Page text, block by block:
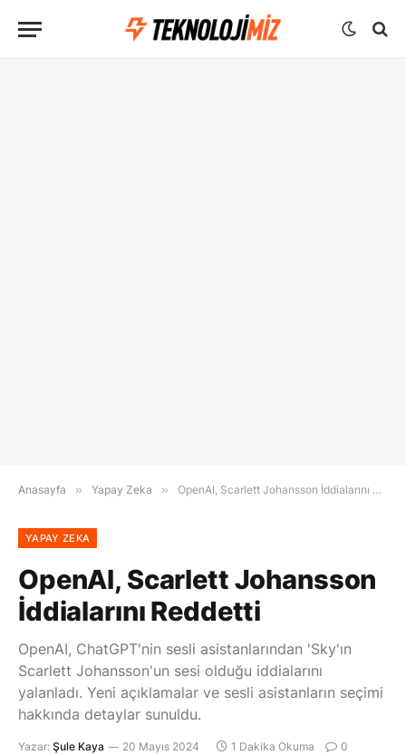
Anasayfa » Yapay Zeka » OpenAI, Scarlett Johansson İddialarını Reddetti
YAPAY ZEKA
OpenAI, Scarlett Johansson
İddialarını Reddetti
OpenAI, ChatGPT'nin sesli asistanlarından 'Sky'ın
Scarlett Johansson'un sesi olduğu iddialarını
yalanladı. Yeni açıklamalar ve sesli asistanların seçimi
hakkında detaylar sunuldu.
Yazar: Şule Kaya 20 Mayıs 2024 1 Dakika Okuma 0